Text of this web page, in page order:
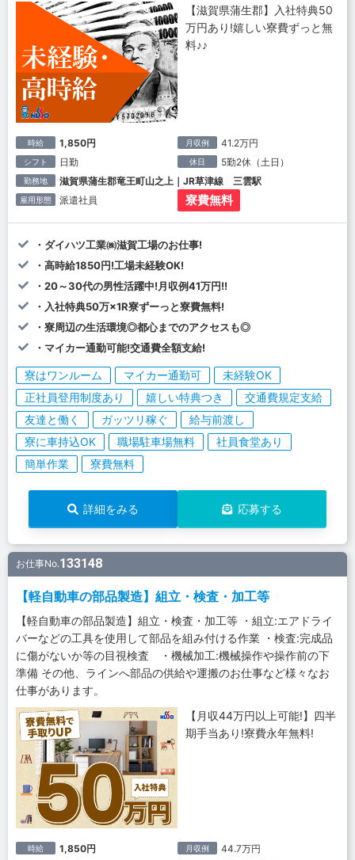
【滋賀県蒲生郡】入社特典50
万円あり!嬉しい寮費ずっと無
料♪♪
時給 1,850円 月収例 41.2万円
シフト 日勤 休日 5勤2休（土日）
勤務地 滋賀県蒲生郡竜王町山之上｜JR草津線 三雲駅
雇用形態 派遣社員 寮費無料
・ダイハツ工業㈱滋賀工場のお仕事!
・高時給1850円!工場未経験OK!
・20～30代の男性活躍中!月収例41万円!!
・入社特典50万×1R寮ずーっと寮費無料!
・寮周辺の生活環境◎都心までのアクセスも◎
・マイカー通勤可能!交通費全額支給!
寮はワンルーム マイカー通勤可
未経験OK
正社員登用制度あり
嬉しい特典つき
交通費規定支給
友達と働く
ガッツリ稼ぐ
給与前渡し
寮に車持込OK
職場駐車場無料
社員食堂あり
簡単作業
寮費無料
詳細をみる 応募する
お仕事No.133148
【軽自動車の部品製造】組立・検査・加工等
【軽自動車の部品製造】組立・検査・加工等 ・組立:エアドライ
バーなどの工具を使用して部品を組み付ける作業 ・検査:完成品
に傷がないか等の目視検査 ・機械加工:機械操作や操作前の下
準備 その他、ラインへ部品の供給や運搬のお仕事など様々なお
仕事があります。
【月収44万円以上可能!】四半
期手当あり!寮費永年無料!
時給 1,850円 月収例 44.7万円